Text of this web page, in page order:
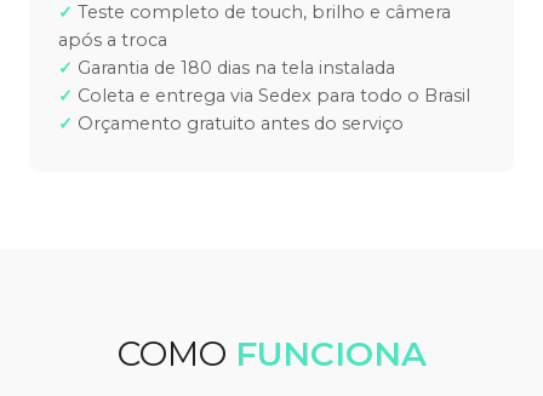
Teste completo de touch, brilho e câmera
após a troca
Garantia de 180 dias na tela instalada
Coleta e entrega via Sedex para todo o Brasil
Orçamento gratuito antes do serviço
COMO FUNCIONA